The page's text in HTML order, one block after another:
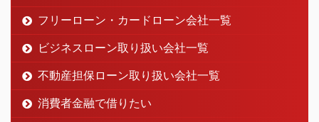
フリーローン・カードローン会社一覧
ビジネスローン取り扱い会社一覧
不動産担保ローン取り扱い会社一覧
消費者金融で借りたい